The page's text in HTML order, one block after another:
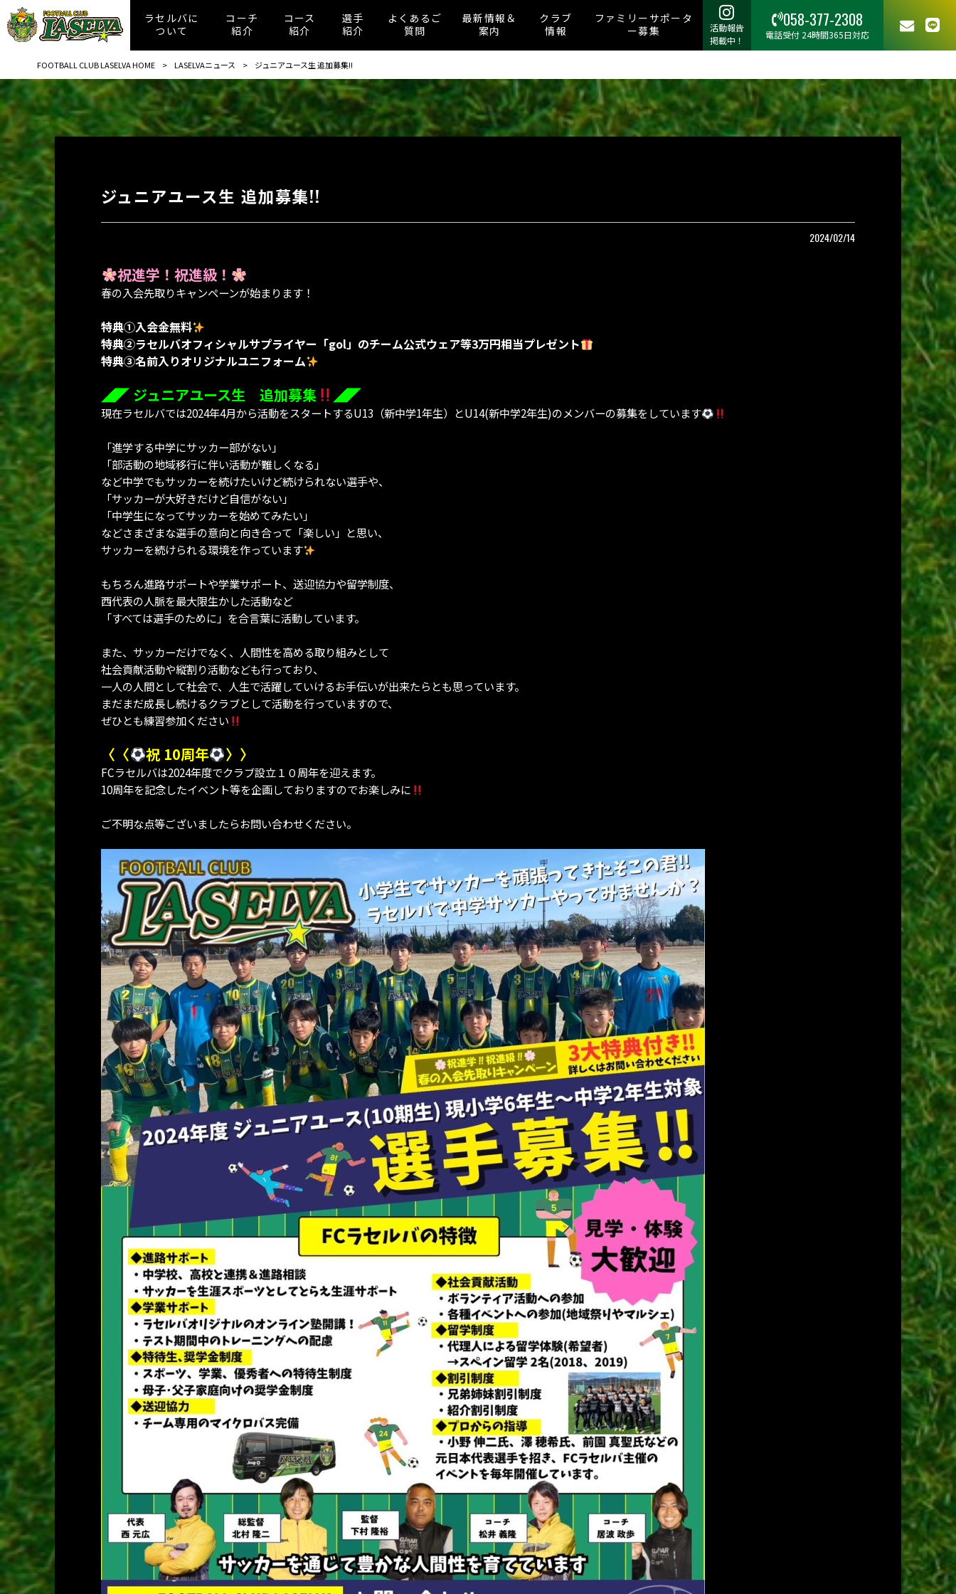
ラセルバに
ついて
コーチ
紹介
コース
紹介
選手
紹介
よくあるご
質問
最新情報＆
案内
クラブ
情報
ファミリーサポータ
ー募集
活動報告
掲載中！
058-377-2308
電話受付 24時間365日対応
FOOTBALL CLUB LASELVA HOME > LASELVAニュース > ジュニアユース生 追加募集!!
ジュニアユース生 追加募集!!
2024/02/14
祝進学！祝進級！
春の入会先取りキャンペーンが始まります！
特典①入会金無料
特典②ラセルバオフィシャルサプライヤー「gol」のチーム公式ウェア等3万円相当プレゼント
特典③名前入りオリジナルユニフォーム
◢◤ ジュニアユース生 追加募集 ◢◤
現在ラセルバでは2024年4月から活動をスタートするU13（新中学1年生）とU14(新中学2年生)のメンバーの募集をしています
「進学する中学にサッカー部がない」
「部活動の地域移行に伴い活動が難しくなる」
など中学でもサッカーを続けたいけど続けられない選手や、
「サッカーが大好きだけど自信がない」
「中学生になってサッカーを始めてみたい」
などさまざまな選手の意向と向き合って「楽しい」と思い、
サッカーを続けられる環境を作っています
もちろん進路サポートや学業サポート、送迎協力や留学制度、
西代表の人脈を最大限生かした活動など
「すべては選手のために」を合言葉に活動しています。
また、サッカーだけでなく、人間性を高める取り組みとして
社会貢献活動や縦割り活動なども行っており、
一人の人間として社会で、人生で活躍していけるお手伝いが出来たらとも思っています。
まだまだ成長し続けるクラブとして活動を行っていますので、
ぜひとも練習参加ください
〈〈 祝 10周年 〉〉
FCラセルバは2024年度でクラブ設立１０周年を迎えます。
10周年を記念したイベント等を企画しておりますのでお楽しみに
ご不明な点等ございましたらお問い合わせください。